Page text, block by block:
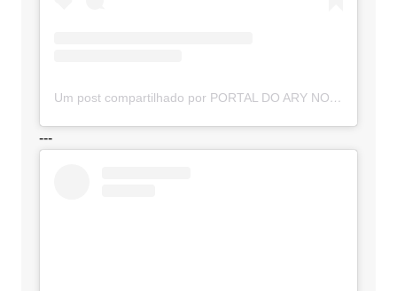
Um post compartilhado por PORTAL DO ARY NOTÍCIAS (@portaldoarynoticias)
---